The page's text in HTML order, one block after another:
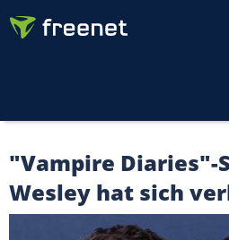
"Vampire Diaries"-
Wesley hat sich